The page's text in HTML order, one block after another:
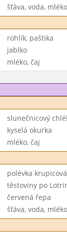
šťáva, voda, mléko
rohlík, paštika
jablko
mléko, čaj
slunečnicový
kyselá okurka
mléko, čaj
polévka
těstoviny po
červená řepa
šťáva, voda, mléko